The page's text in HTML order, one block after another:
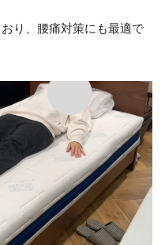
り、腰痛対策にも最適で